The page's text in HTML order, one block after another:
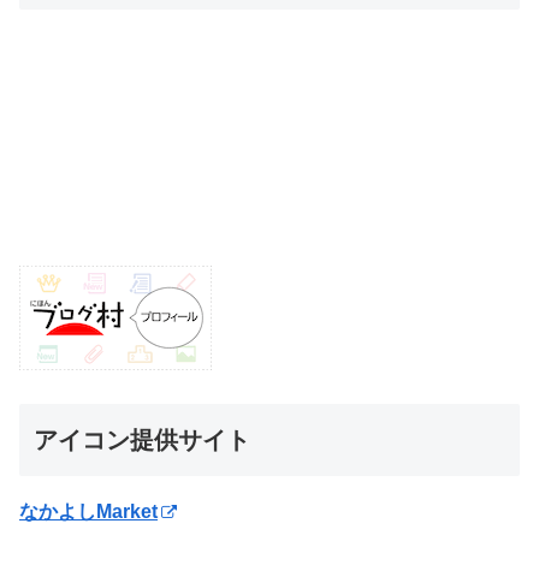
アイコン提供サイト
なかよしMarket